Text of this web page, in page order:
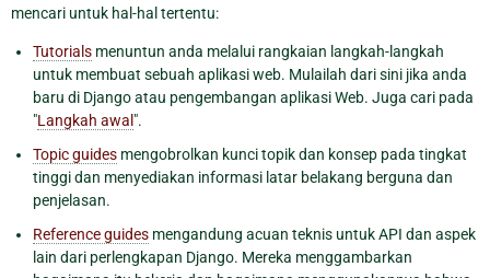
mencari untuk hal-hal tertentu:
Tutorials menuntun anda melalui rangkaian langkah-langkah
untuk membuat sebuah aplikasi web. Mulailah dari sini jika anda
baru di Django atau pengembangan aplikasi Web. Juga cari pada
"Langkah awal ".
Topic guides mengobrolkan kunci topik dan konsep pada tingkat
tinggi dan menyediakan informasi latar belakang berguna dan
penjelasan.
Reference guides mengandung acuan teknis untuk API dan aspek
lain dari perlengkapan Django. Mereka menggambarkan